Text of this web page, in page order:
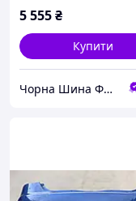
5 555₴
Купити
Чорна Шина ФОП ЛЛІ